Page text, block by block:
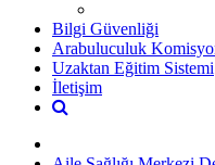
Bilgi Güvenliği
Arabuluculuk
Uzaktan Eğitim Sistemi
İletişim